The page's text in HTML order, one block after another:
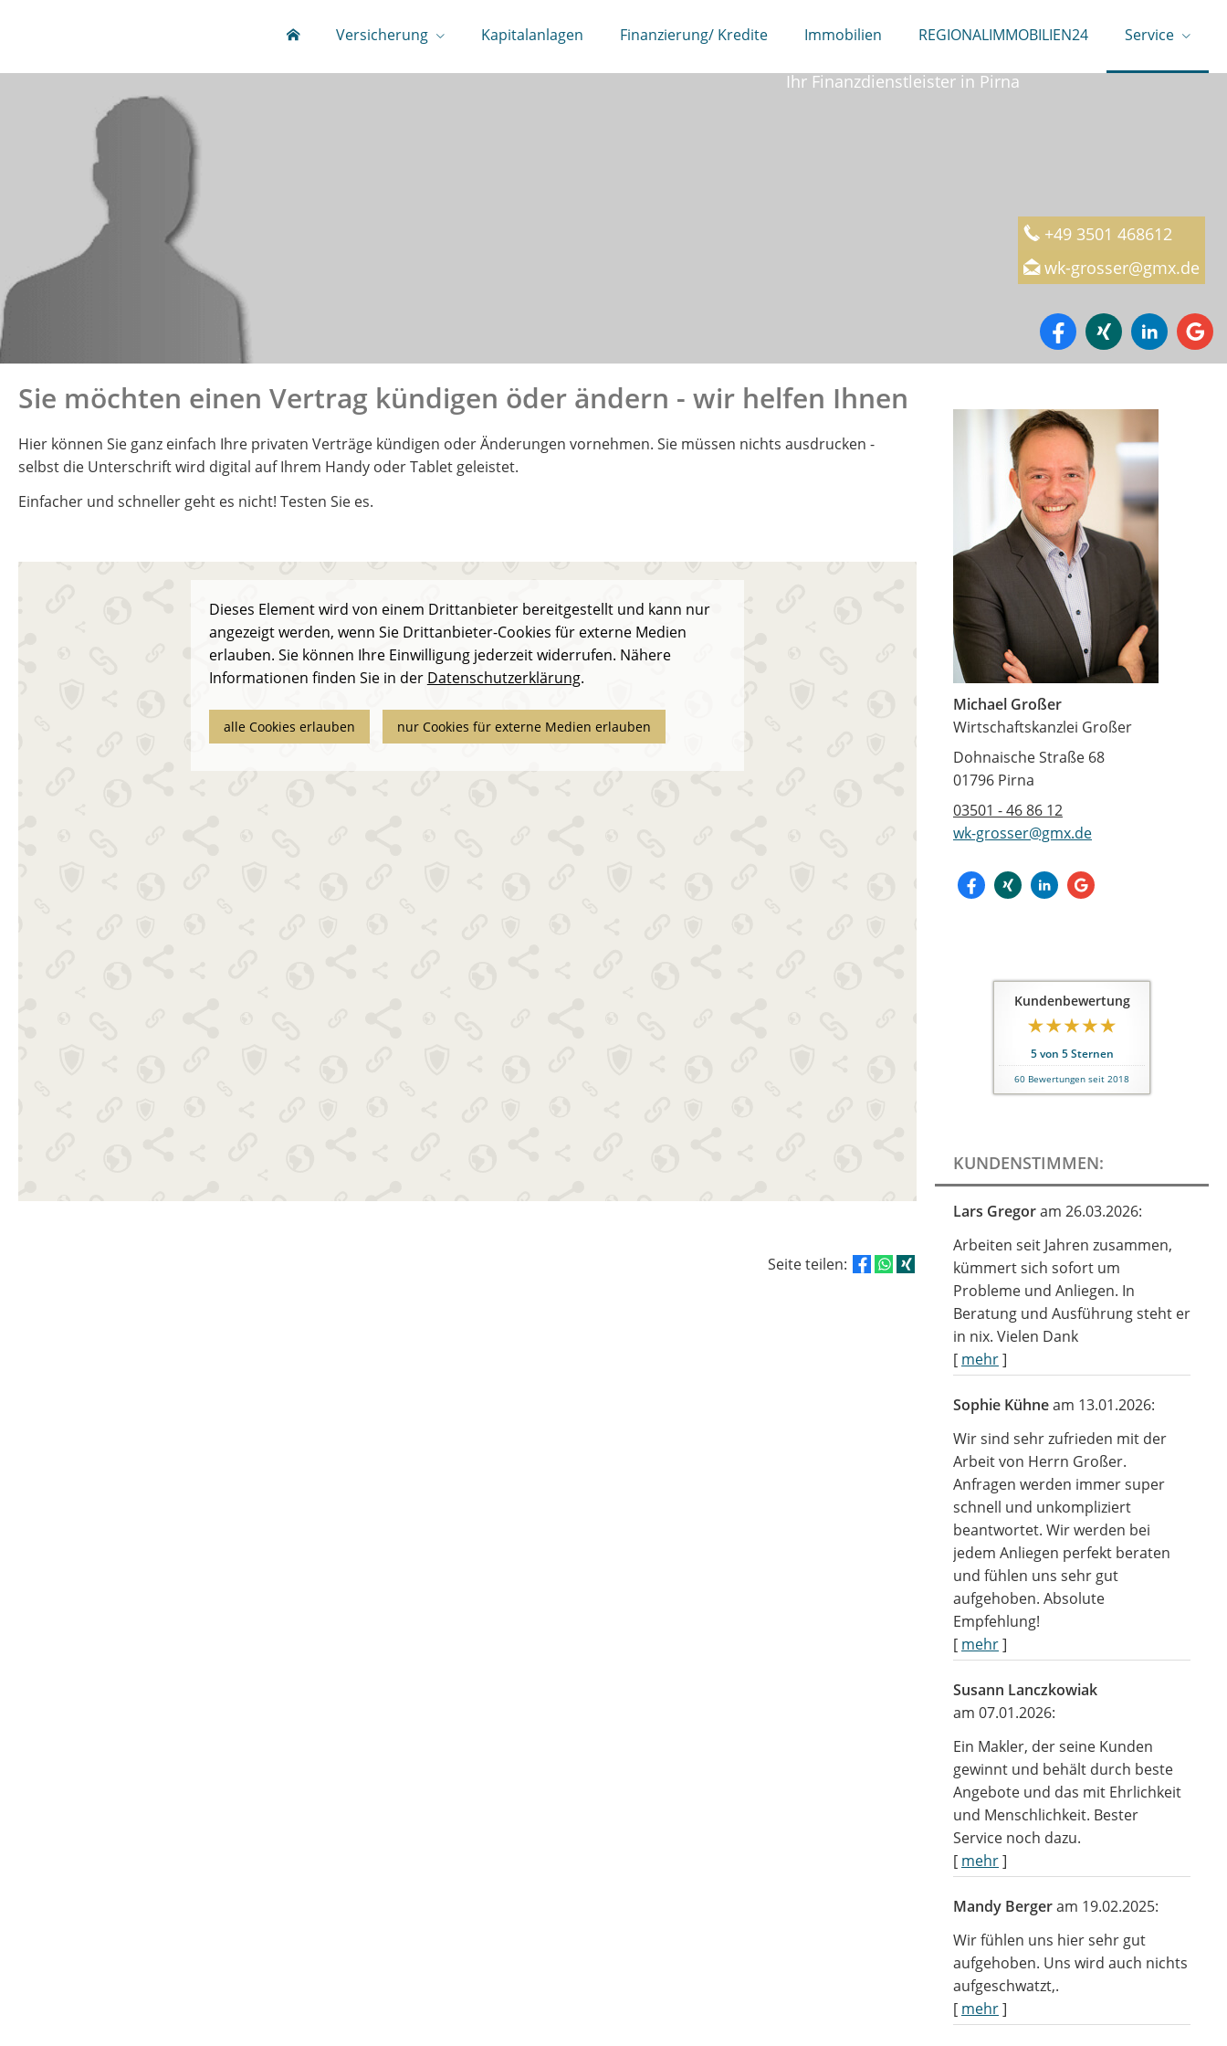
Versicherung Kapitalanlagen Finanzierung/ Kredite Immobilien REGIONALIMMOBILIEN24 Service
Ihr Finanzdienstleister in Pirna
+49 3501 468612
wk-grosser@gmx.de
Michael Großer
Wirtschaftskanzlei Großer
Dohnaische Straße 68
01796 Pirna
03501 - 46 86 12
wk-grosser@gmx.de
Kundenbewertung
5von 5Sternen
60 Bewertungen seit 2018
KUNDENSTIMMEN:
Lars Gregoram 26.03.2026:
Arbeiten seit Jahren zusammen,
kümmert sich sofort um
Probleme und Anliegen. In
Beratung und Ausführung steht er
in nix. Vielen Dank
[ mehr]
Sophie Kühneam 13.01.2026:
Wir sind sehr zufrieden mit der
Arbeit von Herrn Großer.
Anfragen werden immer super
schnell und unkompliziert
beantwortet. Wir werden bei
jedem Anliegen perfekt beraten
und fühlen uns sehr gut
aufgehoben. Absolute
Empfehlung!
[ mehr]
Susann Lanczkowiak
am 07.01.2026:
Ein Makler, der seine Kunden
gewinnt und behält durch beste
Angebote und das mit Ehrlichkeit
und Menschlichkeit. Bester
Service noch dazu.
[ mehr]
Mandy Bergeram 19.02.2025:
Wir fühlen uns hier sehr gut
aufgehoben. Uns wird auch nichts
aufgeschwatzt,.
[ mehr]
Sie möchten einen Vertrag kündigen öder ändern - wir helfen Ihnen
Hier können Sie ganz einfach Ihre privaten Verträge kündigen oder Änderungen vornehmen. Sie müssen nichts ausdrucken -
selbst die Unterschrift wird digital auf Ihrem Handy oder Tablet geleistet.
Einfacher und schneller geht es nicht! Testen Sie es.
Dieses Element wird von einem Drittanbieter bereitgestellt und kann nur
angezeigt werden, wenn Sie Drittanbieter-Cookies für externe Medien
erlauben. Sie können Ihre Einwilligung jederzeit widerrufen. Nähere
Informationen finden Sie in der Datenschutzerklärung.
alle Cookies erlauben nur Cookies für externe Medien erlauben
Seite teilen: